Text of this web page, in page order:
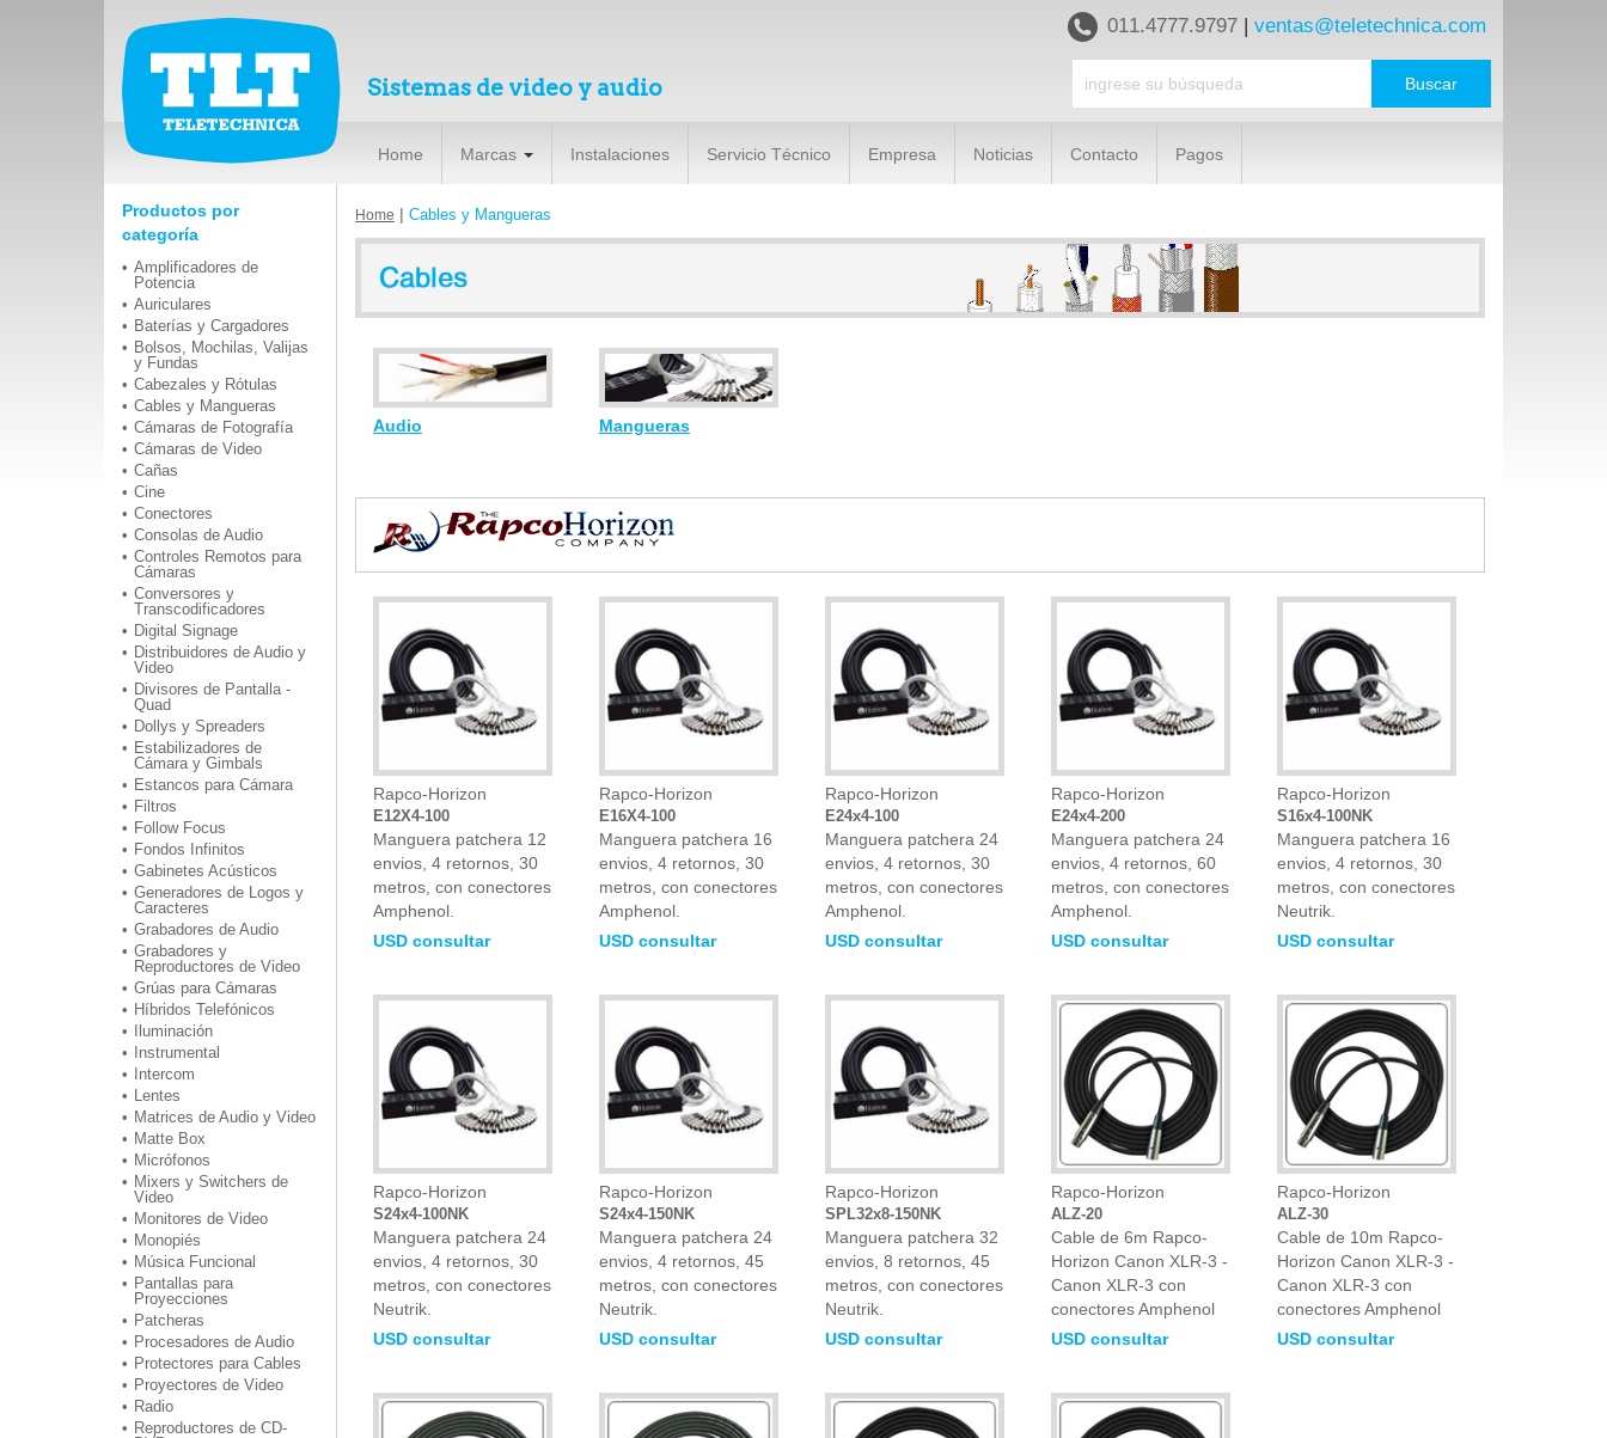
Sistemas de video y audio
011.4777.9797 | ventas@teletechnica.com
Home Marcas Instalaciones Servicio Técnico Empresa Noticias Contacto Pagos
Productos por
categoría
Amplificadores de
Potencia
Auriculares
Baterías y Cargadores
Bolsos, Mochilas, Valijas
y Fundas
Cabezales y Rótulas
Cables y Mangueras
Cámaras de Fotografía
Cámaras de Video
Cañas
Cine
Conectores
Consolas de Audio
Controles Remotos para
Cámaras
Conversores y
Transcodificadores
Digital Signage
Distribuidores de Audio y
Video
Divisores de Pantalla -
Quad
Dollys y Spreaders
Estabilizadores de
Cámara y Gimbals
Estancos para Cámara
Filtros
Follow Focus
Fondos Infinitos
Gabinetes Acústicos
Generadores de Logos y
Caracteres
Grabadores de Audio
Grabadores y
Reproductores de Video
Grúas para Cámaras
Híbridos Telefónicos
Iluminación
Instrumental
Intercom
Lentes
Matrices de Audio y Video
Matte Box
Micrófonos
Mixers y Switchers de
Video
Monitores de Video
Monopiés
Música Funcional
Pantallas para
Proyecciones
Patcheras
Procesadores de Audio
Protectores para Cables
Proyectores de Video
Radio
Reproductores de CD-
Home | Cables y Mangueras
Audio Mangueras
Rapco-Horizon
E12X4-100
Manguera patchera 12
envios, 4 retornos, 30
metros, con conectores
Amphenol.
USD consultar
Rapco-Horizon
E16X4-100
Manguera patchera 16
envios, 4 retornos, 30
metros, con conectores
Amphenol.
USD consultar
Rapco-Horizon
E24x4-100
Manguera patchera 24
envios, 4 retornos, 30
metros, con conectores
Amphenol.
USD consultar
Rapco-Horizon
E24x4-200
Manguera patchera 24
envios, 4 retornos, 60
metros, con conectores
Amphenol.
USD consultar
Rapco-Horizon
S16x4-100NK
Manguera patchera 16
envios, 4 retornos, 30
metros, con conectores
Neutrik.
USD consultar
Rapco-Horizon
S24x4-100NK
Manguera patchera 24
envios, 4 retornos, 30
metros, con conectores
Neutrik.
USD consultar
Rapco-Horizon
S24x4-150NK
Manguera patchera 24
envios, 4 retornos, 45
metros, con conectores
Neutrik.
USD consultar
Rapco-Horizon
SPL32x8-150NK
Manguera patchera 32
envios, 8 retornos, 45
metros, con conectores
Neutrik.
USD consultar
Rapco-Horizon
ALZ-20
Cable de 6m Rapco-
Horizon Canon XLR-3 -
Canon XLR-3 con
conectores Amphenol
USD consultar
Rapco-Horizon
ALZ-30
Cable de 10m Rapco-
Horizon Canon XLR-3 -
Canon XLR-3 con
conectores Amphenol
USD consultar